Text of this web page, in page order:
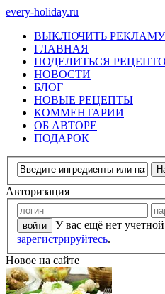
every-holiday.ru
ВЫКЛЮЧИТЬ РЕКЛАМУ
ГЛАВНАЯ
ПОДЕЛИТЬСЯ
НОВОСТИ
БЛОГ
НОВЫЕ РЕЦЕПТЫ
КОММЕНТАРИИ
ОБ АВТОРЕ
ПОДАРОК
Авторизация
У вас ещё нет
зарегистрируйтесь.
Новое на сайте